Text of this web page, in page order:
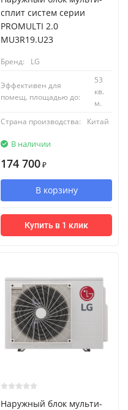
сплит систем серии
PROMULTI 2.0
MU3R19.U23
Бренд: LG
Эффективен для
помещ. площадью до:
53
кв.
м.
Страна производства:
Китай
В наличии
174 700 ₽
В корзину
Купить в 1 клик
Наружный блок мульти-